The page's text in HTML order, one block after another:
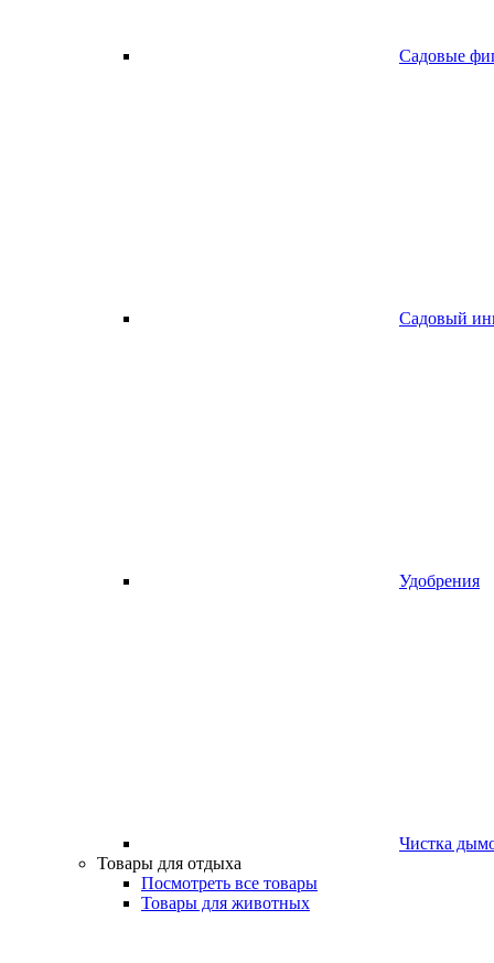
Садовые
Садовый
Удобрения
Чистка
Товары для отдыха
Посмотреть все товары
Товары для животных